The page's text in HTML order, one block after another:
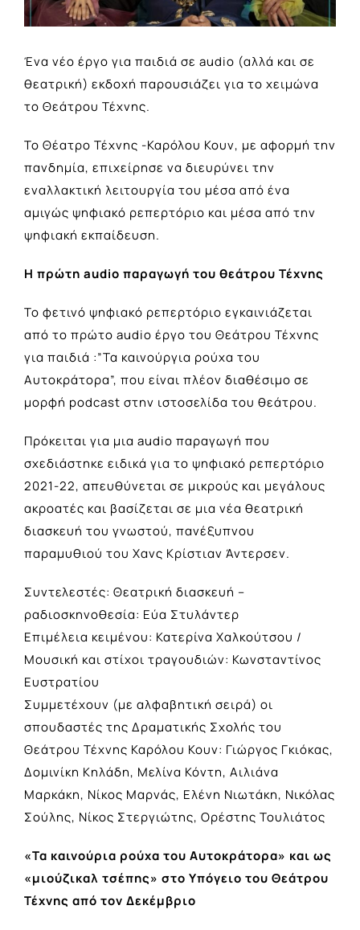
Ένα νέο έργο για παιδιά σε audio (αλλά και σε
θεατρική) εκδοχή παρουσιάζει για το χειμώνα
το Θεάτρου Τέχνης.
Το Θέατρο Τέχνης -Καρόλου Κουν, με αφορμή την
πανδημία, επιχείρησε να διευρύνει την
εναλλακτική λειτουργία του μέσα από ένα
αμιγώς ψηφιακό ρεπερτόριο και μέσα από την
ψηφιακή εκπαίδευση.
Η πρώτη audio παραγωγή του θεάτρου Τέχνης
Το φετινό ψηφιακό ρεπερτόριο εγκαινιάζεται
από το πρώτο audio έργο του Θεάτρου Τέχνης
για παιδιά :”Τα καινούργια ρούχα του
Αυτοκράτορα”, που είναι πλέον διαθέσιμο σε
μορφή podcast στην ιστοσελίδα του θεάτρου.
Πρόκειται για μια audio παραγωγή που
σχεδιάστηκε ειδικά για το ψηφιακό ρεπερτόριο
2021-22, απευθύνεται σε μικρούς και μεγάλους
ακροατές και βασίζεται σε μια νέα θεατρική
διασκευή του γνωστού, πανέξυπνου
παραμυθιού του Χανς Κρίστιαν Άντερσεν.
Συντελεστές: Θεατρική διασκευή –
ραδιοσκηνοθεσία: Εύα Στυλάντερ
Επιμέλεια κειμένου: Κατερίνα Χαλκούτσου /
Μουσική και στίχοι τραγουδιών: Κωνσταντίνος
Ευστρατίου
Συμμετέχουν (με αλφαβητική σειρά) οι
σπουδαστές της Δραματικής Σχολής του
Θεάτρου Τέχνης Καρόλου Κουν: Γιώργος Γκιόκας,
Δομινίκη Κηλάδη, Μελίνα Κόντη, Αιλιάνα
Μαρκάκη, Νίκος Μαρνάς, Ελένη Νιωτάκη, Νικόλας
Σούλης, Νίκος Στεργιώτης, Ορέστης Τουλιάτος
«Τα καινούρια ρούχα του Αυτοκράτορα» και ως
«μιούζικαλ τσέπης» στο Υπόγειο του Θεάτρου
Τέχνης από τον Δεκέμβριο